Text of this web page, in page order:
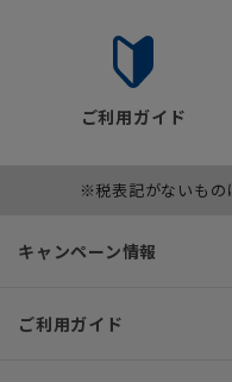
ご利用ガイド
※税表記がないもの
キャンペーン情報
ご利用ガイド